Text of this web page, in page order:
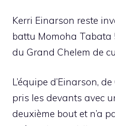
Kerri Einarson reste
battu Momoha Tabata
du Grand Chelem de
L’équipe d’Einarson,
pris les devants avec
deuxième bout et n’a